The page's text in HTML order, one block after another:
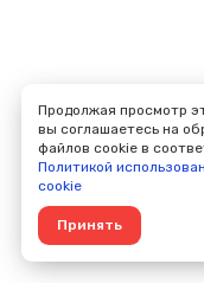
Продолжая просмотр
вы соглашаетесь на
файлов cookie в
Политикой
cookie
Принять